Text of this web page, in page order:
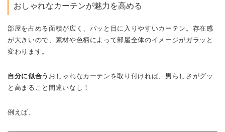
おしゃれなカーテンが魅力を高める
部屋を占める面積が広く、パッと目に入りやすいカーテン。存在感
が大きいので、素材や色柄によって部屋全体のイメージがガラッと
変わります。
自分に似合う おしゃれなカーテンを取り付ければ、男らしさがグッ
と高まること間違いなし！
例えば、